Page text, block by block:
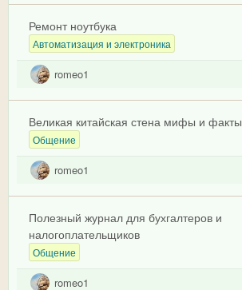
Ремонт ноутбука
Автоматизация и электроника
romeo1
Великая китайская стена мифы и факты
Общение
romeo1
Полезный журнал для бухгалтеров и
налогоплательщиков
Общение
romeo1